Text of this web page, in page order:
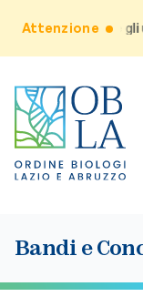
Attenzione
l’utenza che gli
Bandi e